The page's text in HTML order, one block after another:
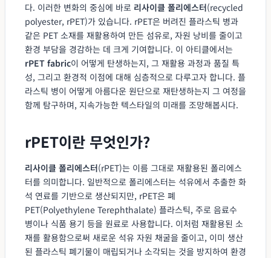
다. 이러한 변화의 중심에 바로 리사이클 폴리에스터(recycled
polyester, rPET)가 있습니다. rPET은 버려진 플라스틱 병과
같은 PET 소재를 재활용하여 만든 섬유로, 자원 낭비를 줄이고
환경 부담을 경감하는 데 크게 기여합니다. 이 아티클에서는
rPET fabric이 어떻게 탄생하는지, 그 재활용 과정과 품질 특
성, 그리고 환경적 이점에 대해 심층적으로 다루고자 합니다. 플
라스틱 병이 어떻게 아름다운 원단으로 재탄생하는지 그 여정을
함께 탐구하며, 지속가능한 텍스타일의 미래를 조망해봅시다.
rPET이란 무엇인가?
리사이클 폴리에스터(rPET)는 이름 그대로 재활용된 폴리에스
터를 의미합니다. 일반적으로 폴리에스터는 석유에서 추출한 화
석 연료를 기반으로 생산되지만, rPET은 폐
PET(Polyethylene Terephthalate) 플라스틱, 주로 음료수
병이나 식품 용기 등을 원료로 사용합니다. 이처럼 재활용된 소
재를 활용함으로써 새로운 석유 자원 채굴을 줄이고, 이미 생산
된 플라스틱 폐기물이 매립되거나 소각되는 것을 방지하여 환경